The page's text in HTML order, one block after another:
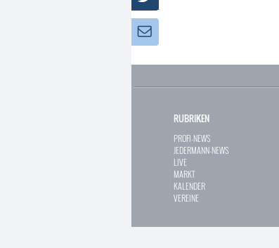
RUBRIKEN
PROFI-NEWS
JEDERMANN-NEWS
LIVE
MARKT
KALENDER
VEREINE